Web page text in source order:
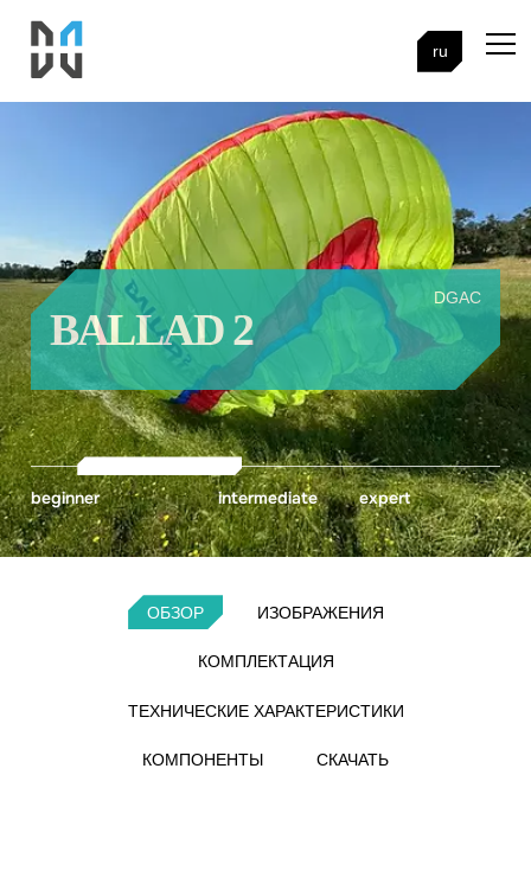
ru
beginner intermediate expert
DGAC
BALLAD 2
ОБЗОР ИЗОБРАЖЕНИЯ
КОМПЛЕКТАЦИЯ
ТЕХНИЧЕСКИЕ ХАРАКТЕРИСТИКИ
КОМПОНЕНТЫ СКАЧАТЬ